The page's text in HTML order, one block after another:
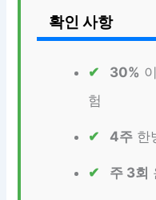
확인 사항
30%
험
4주 한
주 3회